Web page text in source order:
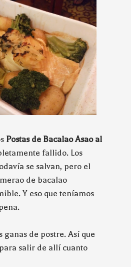
Postas de Bacalao Asao al
fallido. Los
se salvan, pero el
de bacalao
Y eso que teníamos
ganas de postre. Así que
salir de allí cuanto